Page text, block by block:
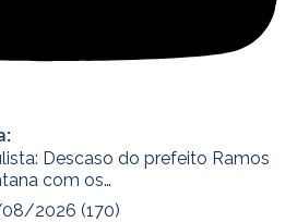
Descaso do prefeito Ramos
com os…
2026 (170)